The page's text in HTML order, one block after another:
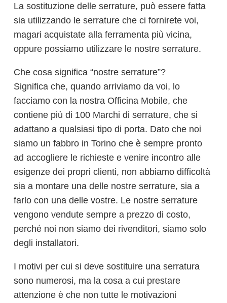
La sostituzione delle serrature, può essere fatta
sia utilizzando le serrature che ci fornirete voi,
magari acquistate alla ferramenta più vicina,
oppure possiamo utilizzare le nostre serrature.
Che cosa significa “nostre serrature”?
Significa che, quando arriviamo da voi, lo
facciamo con la nostra Officina Mobile, che
contiene più di 100 Marchi di serrature, che si
adattano a qualsiasi tipo di porta. Dato che noi
siamo un fabbro in Torino che è sempre pronto
ad accogliere le richieste e venire incontro alle
esigenze dei propri clienti, non abbiamo difficoltà
sia a montare una delle nostre serrature, sia a
farlo con una delle vostre. Le nostre serrature
vengono vendute sempre a prezzo di costo,
perché noi non siamo dei rivenditori, siamo solo
degli installatori.
I motivi per cui si deve sostituire una serratura
sono numerosi, ma la cosa a cui prestare
attenzione è che non tutte le motivazioni